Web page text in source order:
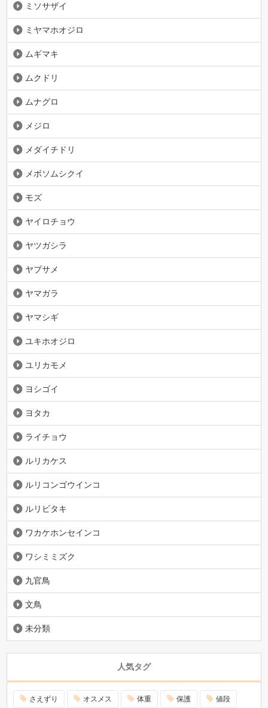
ミソサザイ
ミヤマホオジロ
ムギマキ
ムクドリ
ムナグロ
メジロ
メダイチドリ
メボソムシクイ
モズ
ヤイロチョウ
ヤツガシラ
ヤブサメ
ヤマガラ
ヤマシギ
ユキホオジロ
ユリカモメ
ヨシゴイ
ヨタカ
ライチョウ
ルリカケス
ルリコンゴウインコ
ルリビタキ
ワカケホンセインコ
ワシミミズク
九官鳥
文鳥
未分類
人気タグ
さえずり オスメス 体重 保護 値段